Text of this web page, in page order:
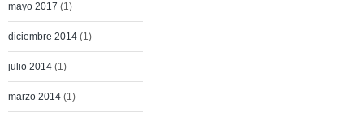
mayo 2017 (1)
diciembre 2014 (1)
julio 2014 (1)
marzo 2014 (1)